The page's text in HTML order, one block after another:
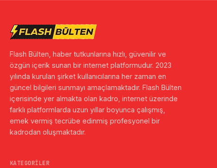
Flash Bülten, haber tutkunlarına hızlı, güvenilir ve
özgün içerik sunan bir internet platformudur. 2023
yılında kurulan şirket kullanıcılarına her zaman en
güncel bilgileri sunmayı amaçlamaktadır. Flash Bülten
içerisinde yer almakta olan kadro, internet üzerinde
farklı platformlarda uzun yıllar boyunca çalışmış,
emek vermiş tecrübe edinmiş profesyonel bir
kadrodan oluşmaktadır.
KATEGORILER